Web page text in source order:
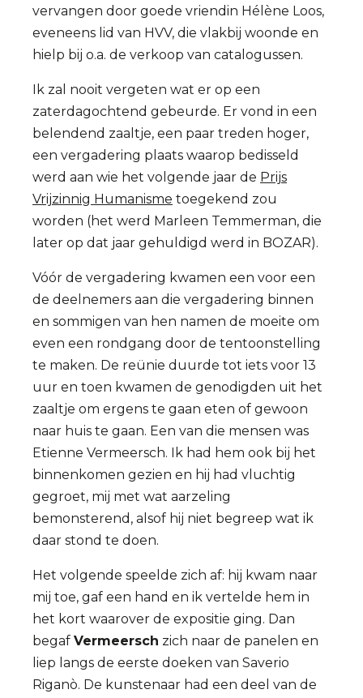
vervangen door goede vriendin Hélène Loos,
eveneens lid van HVV, die vlakbij woonde en
hielp bij o.a. de verkoop van catalogussen.
Ik zal nooit vergeten wat er op een
zaterdagochtend gebeurde. Er vond in een
belendend zaaltje, een paar treden hoger,
een vergadering plaats waarop bedisseld
werd aan wie het volgende jaar de Prijs
Vrijzinnig Humanisme toegekend zou
worden (het werd Marleen Temmerman, die
later op dat jaar gehuldigd werd in BOZAR).
Vóór de vergadering kwamen een voor een
de deelnemers aan die vergadering binnen
en sommigen van hen namen de moeite om
even een rondgang door de tentoonstelling
te maken. De reünie duurde tot iets voor 13
uur en toen kwamen de genodigden uit het
zaaltje om ergens te gaan eten of gewoon
naar huis te gaan. Een van die mensen was
Etienne Vermeersch. Ik had hem ook bij het
binnenkomen gezien en hij had vluchtig
gegroet, mij met wat aarzeling
bemonsterend, alsof hij niet begreep wat ik
daar stond te doen.
Het volgende speelde zich af: hij kwam naar
mij toe, gaf een hand en ik vertelde hem in
het kort waarover de expositie ging. Dan
begaf Vermeersch zich naar de panelen en
liep langs de eerste doeken van Saverio
Riganò. De kunstenaar had een deel van de